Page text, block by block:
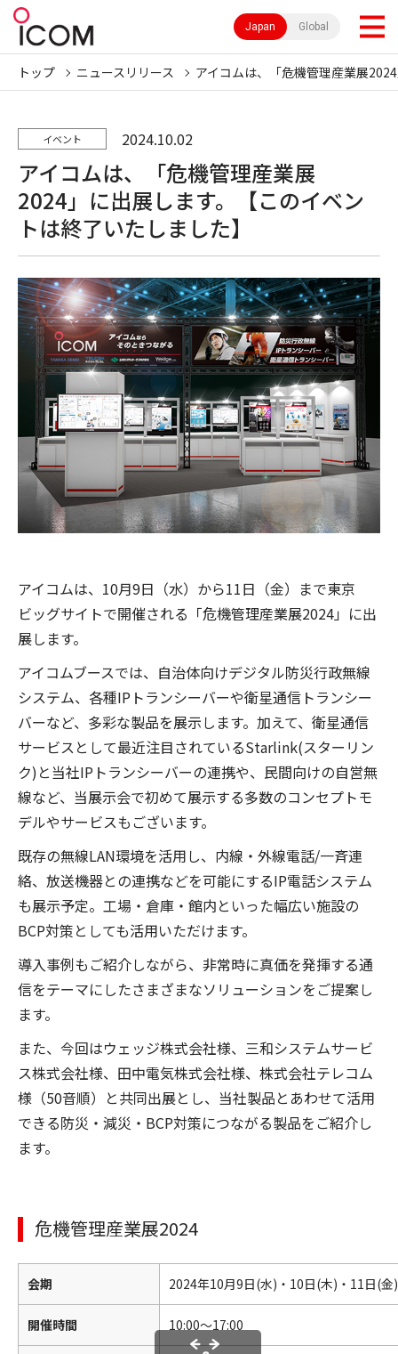
Japan Global
トップ ニュースリリース アイコムは、「危機管理産業展
イベント 2024.10.02
アイコムは、「危機管理産業展
2024」に出展します。【このイベン
トは終了いたしました】
アイコムは、10月9日（水）から11日（金）まで東京
ビッグサイトで開催される「危機管理産業展2024」に出
展します。
アイコムブースでは、自治体向けデジタル防災行政無線
システム、各種IPトランシーバーや衛星通信トランシー
バーなど、多彩な製品を展示します。加えて、衛星通信
サービスとして最近注目されているStarlink(スターリン
ク)と当社IPトランシーバーの連携や、民間向けの自営無
線など、当展示会で初めて展示する多数のコンセプトモ
デルやサービスもございます。
既存の無線LAN環境を活用し、内線・外線電話/一斉連
絡、放送機器との連携などを可能にするIP電話システム
も展示予定。工場・倉庫・館内といった幅広い施設の
BCP対策としても活用いただけます。
導入事例もご紹介しながら、非常時に真価を発揮する通
信をテーマにしたさまざまなソリューションをご提案し
ます。
また、今回はウェッジ株式会社様、三和システムサービ
ス株式会社様、田中電気株式会社様、株式会社テレコム
様（50音順）と共同出展とし、当社製品とあわせて活用
できる防災・減災・BCP対策につながる製品をご紹介し
ます。
危機管理産業展2024
会期 2024年10月9日(水)・10日(木)・11日(金)
開催時間 10:00～17:00